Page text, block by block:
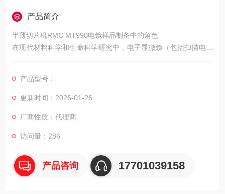
产品简介
半薄切片机RMC MT990电镜样品制备中的角色
在现代材料科学和生命科学研究中，电子显微镜（包括扫描电镜
SEM和透射电镜TEM）是观察超微结构的重要工具。
产品型号：
更新时间：2026-01-26
厂商性质：代理商
访问量：286
产品咨询 17701039158